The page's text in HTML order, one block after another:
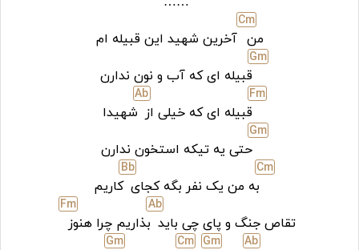
من
Cm
آخرین شهید این قبیله ام
Gm
قبیله ای که آب و نون ندارن
Fm
قبیله ای که خیلی از
Ab
شهیدا
Gm
حتی یه تیکه استخون ندارن
Cm
به من یک نفر بگه کجای
Bb
کاریم
تقاص جنگ و پای چی باید
Ab
بذاریم چرا هنوز
Fm
Ab
Gm
Cm
Gm